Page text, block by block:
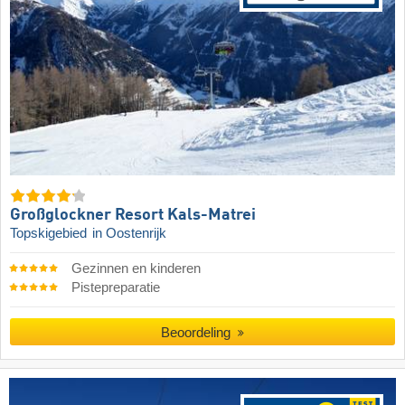
Großglockner Resort Kals-Matrei
Topskigebied in Oostenrijk
Gezinnen en kinderen
Pistepreparatie
Beoordeling